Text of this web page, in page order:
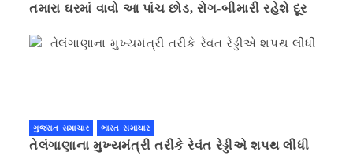
તમારા ઘરમાં વાવો આ પાંચ છોડ, રોગ-બીમારી રહેશે દૂર
ગુજરાત સમાચાર ભારત સમાચાર
તેલંગાણાના મુખ્યમંત્રી તરીકે રેવંત રેડ્ડીએ શપથ લીધી